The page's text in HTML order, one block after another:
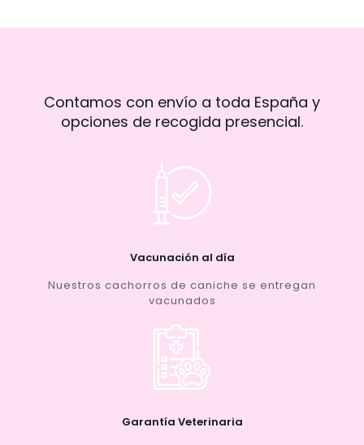
Contamos con envío a toda España y
opciones de recogida presencial.
Vacunación al día
Nuestros cachorros de caniche se entregan
vacunados
Garantía Veterinaria